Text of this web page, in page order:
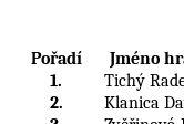
Pořadí Jméno
1.
Tichý
2.
Klanica